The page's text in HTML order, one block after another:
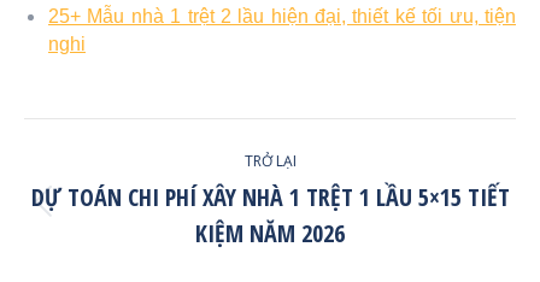
25+ Mẫu nhà 1 trệt 2 lầu hiện đại, thiết kế tối ưu, tiện
nghi
TRỞ LẠI
Trở
lại
DỰ TOÁN CHI PHÍ XÂY NHÀ 1 TRỆT 1 LẦU 5×15 TIẾT
KIỆM NĂM 2026